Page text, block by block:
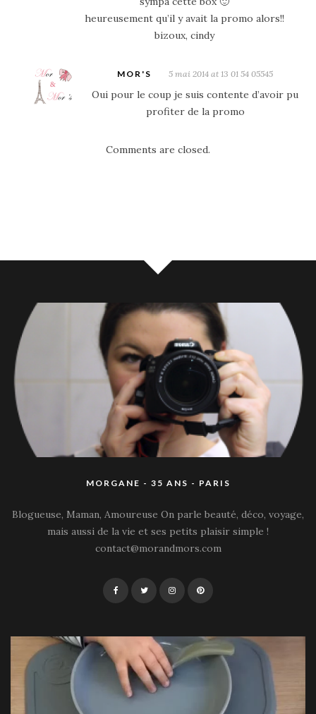
heureusement qu’il y avait la promo alors!!
bizoux, cindy
MOR'S 5 mai 2014 at 13 01 54 05545
Oui pour le coup je suis contente d’avoir pu
profiter de la promo
Comments are closed.
MORGANE - 35 ANS - PARIS
Blogueuse, Maman, Amoureuse On parle beauté, déco, voyage,
mais aussi de la vie et ses petits plaisir simple !
contact@morandmors.com